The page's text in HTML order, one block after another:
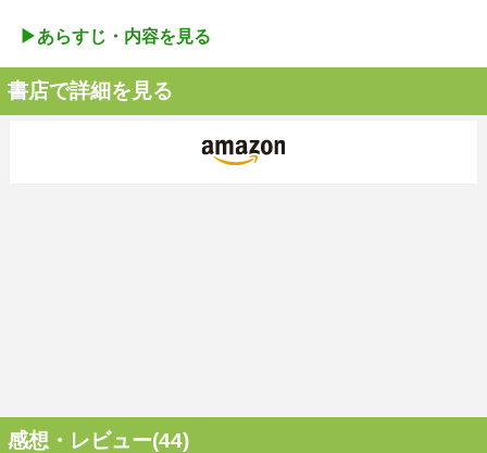
▶︎あらすじ・内容を見る
書店で詳細を見る
感想・レビュー(44)